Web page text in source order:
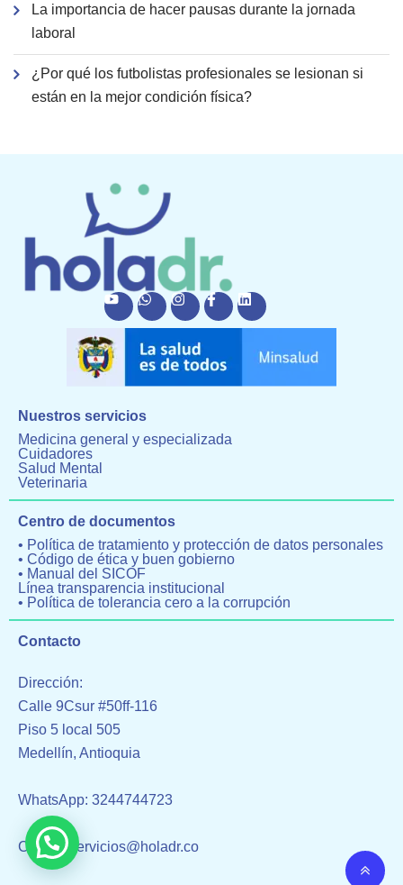
La importancia de hacer pausas durante la jornada
laboral
¿Por qué los futbolistas profesionales se lesionan si
están en la mejor condición física?
Nuestros servicios
Medicina general y especializada
Cuidadores
Salud Mental
Veterinaria
Centro de documentos
• Política de tratamiento y protección de datos personales
• Código de ética y buen gobierno
• Manual del SICOF
Línea transparencia institucional
• Política de tolerancia cero a la corrupción
Contacto
Dirección:
Calle 9Csur #50ff-116
Piso 5 local 505
Medellín, Antioquia
WhatsApp: 3244744723
Correo: servicios@holadr.co